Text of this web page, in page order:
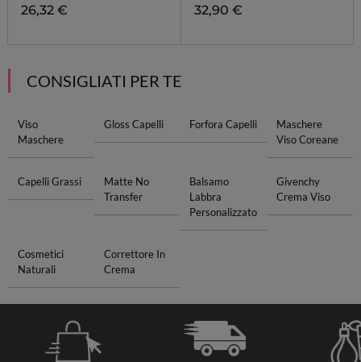
26,32 € 32,90 €
CONSIGLIATI PER TE
Viso
Maschere
Gloss Capelli Forfora Capelli
Maschere
Viso Coreane
Capelli Grassi
Matte No
Transfer
Balsamo
Labbra
Personalizzato
Givenchy
Crema Viso
Cosmetici
Naturali
Correttore In
Crema